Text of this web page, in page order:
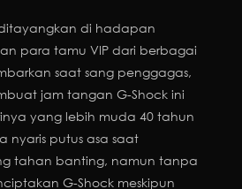
di hadapan
para tamu VIP dari berbagai
saat sang penggagas,
jam tangan G-Shock ini
yang lebih muda 40 tahun
nyaris putus asa saat
tahan banting, namun tanpa
G-Shock meskipun